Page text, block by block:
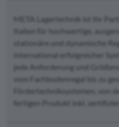
META Lagertechnik ist Ihr
Italien für hochwertige,
stationäre und dynamische
international erfolgreicher
jede Anforderung und
vom Fachbodenregal bis zu
Fördertechniksystemen, von
fertigen Produkt inkl.